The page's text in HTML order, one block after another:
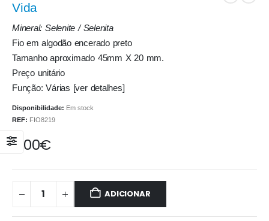
Vida
Mineral: Selenite / Selenita
Fio em algodão encerado preto
Tamanho aproximado 45mm X 20 mm.
Preço unitário
Função: Várias [ver detalhes]
Disponibilidade: Em stock
REF: FIO8219
6.00€
ADICIONAR